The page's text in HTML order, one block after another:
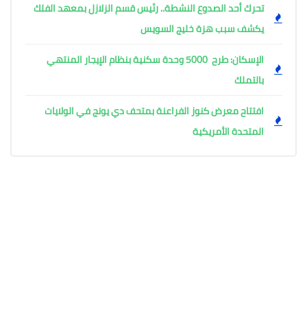
تحرك أحد الصدوع النشطة.. رئيس قسم الزلازل بمعهد الفلك
يكشف سبب هزة خليج السويس
الإسكان: طرح 5000 وحدة سكنية بنظام الإيجار المنتهي
بالتملك
افتتاح معرض كنوز الفراعنة بمتحف دي يونج في الولايات
المتحدة الأمريكية